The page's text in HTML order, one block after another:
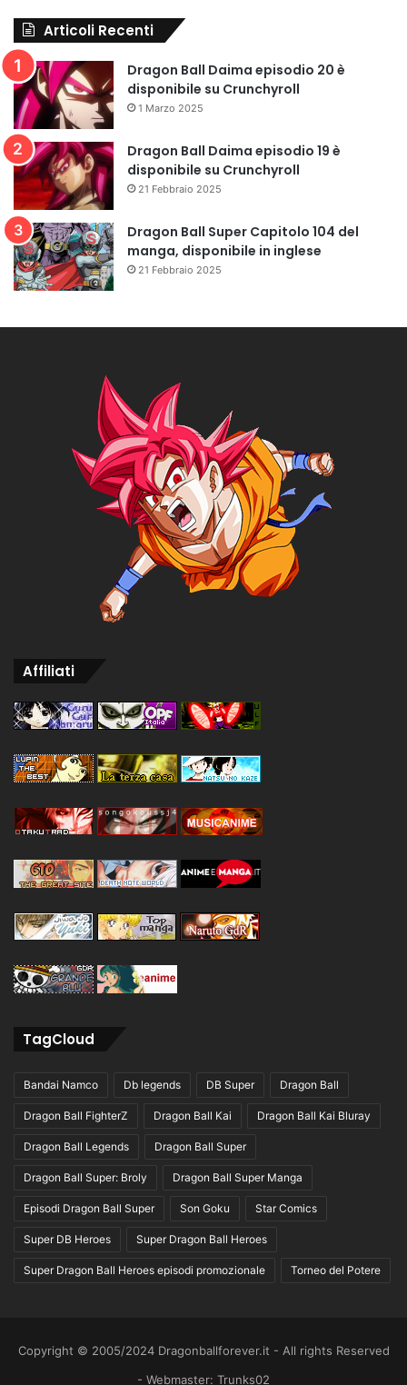
Articoli Recenti
Dragon Ball Daima episodio 20 è
disponibile su Crunchyroll
1 Marzo 2025
Dragon Ball Daima episodio 19 è
disponibile su Crunchyroll
21 Febbraio 2025
Dragon Ball Super Capitolo 104 del
manga, disponibile in inglese
21 Febbraio 2025
Affiliati
TagCloud
Bandai Namco Db legends DB Super Dragon Ball
Dragon Ball FighterZ Dragon Ball Kai Dragon Ball Kai Bluray
Dragon Ball Legends Dragon Ball Super
Dragon Ball Super: Broly Dragon Ball Super Manga
Episodi Dragon Ball Super Son Goku Star Comics
Super DB Heroes Super Dragon Ball Heroes
Super Dragon Ball Heroes episodi promozionale Torneo del Potere
Copyright © 2005/2024 Dragonballforever.it - All rights Reserved
- Webmaster: Trunks02